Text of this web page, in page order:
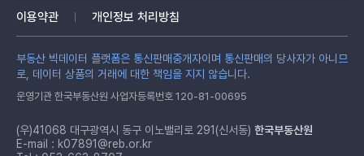
이용약관 개인정보 처리방침
부동산 빅데이터 플랫폼은 통신판매중개자이며 통신판매의 당사자가 아니므
로, 데이터 상품의 거래에 대한 책임을 지지 않습니다.
운영기관 한국부동산원 사업자등록번호 120-81-00695
(우)41068 대구광역시 동구 이노밸리로 291(신서동) 한국부동산원
E-mail : k07891@reb.or.kr